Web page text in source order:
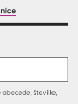
abecede, številke,